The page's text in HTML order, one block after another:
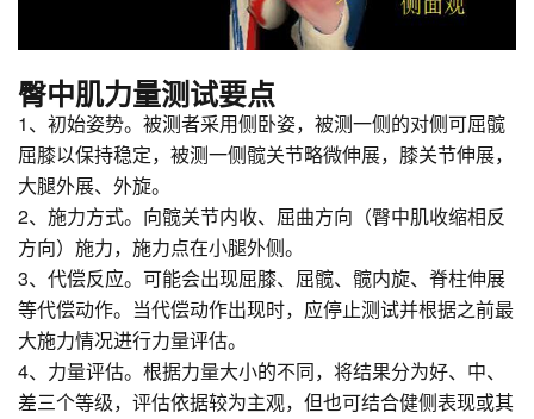
臀中肌力量测试要点
1、初始姿势。被测者采用侧卧姿，被测一侧的对侧可屈髋
屈膝以保持稳定，被测一侧髋关节略微伸展，膝关节伸展，
大腿外展、外旋。
2、施力方式。向髋关节内收、屈曲方向（臀中肌收缩相反
方向）施力，施力点在小腿外侧。
3、代偿反应。可能会出现屈膝、屈髋、髋内旋、脊柱伸展
等代偿动作。当代偿动作出现时，应停止测试并根据之前最
大施力情况进行力量评估。
4、力量评估。根据力量大小的不同，将结果分为好、中、
差三个等级，评估依据较为主观，但也可结合健侧表现或其